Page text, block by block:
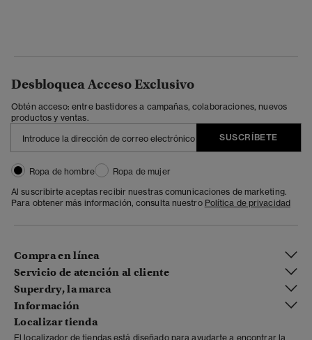
Desbloquea Acceso Exclusivo
Obtén acceso: entre bastidores a campañas, colaboraciones, nuevos
productos y ventas.
SUSCRÍBETE
Ropa de hombre
Ropa de mujer
Al suscribirte aceptas recibir nuestras comunicaciones de marketing.
Para obtener más información, consulta nuestro Política de privacidad
Compra en línea
Servicio de atención al cliente
Superdry, la marca
Información
Localizar tienda
El localizador de tiendas está diseñado para ayudarte a encontrar la